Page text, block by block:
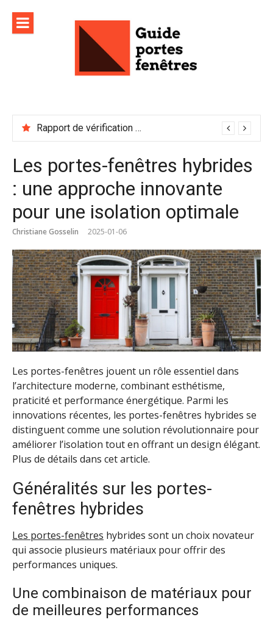
contenu
Rapport de vérification sécurité : à conserver précieusement
Les portes-fenêtres hybrides
: une approche innovante
pour une isolation optimale
Christiane Gosselin 2025-01-06
Les portes-fenêtres jouent un rôle essentiel dans
l’architecture moderne, combinant esthétisme,
praticité et performance énergétique. Parmi les
innovations récentes, les portes-fenêtres hybrides se
distinguent comme une solution révolutionnaire pour
améliorer l’isolation tout en offrant un design élégant.
Plus de détails dans cet article.
Généralités sur les portes-
fenêtres hybrides
Les portes-fenêtres hybrides sont un choix novateur
qui associe plusieurs matériaux pour offrir des
performances uniques.
Une combinaison de matériaux pour
de meilleures performances